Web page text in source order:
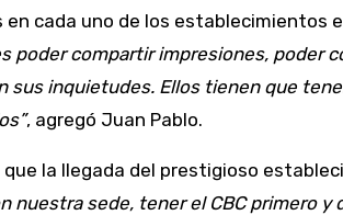
cada uno de los establecimientos
poder compartir impresiones,
sus inquietudes. Ellos tienen que
, agregó Juan Pablo.
la llegada del prestigioso
sede, tener el CBC primero